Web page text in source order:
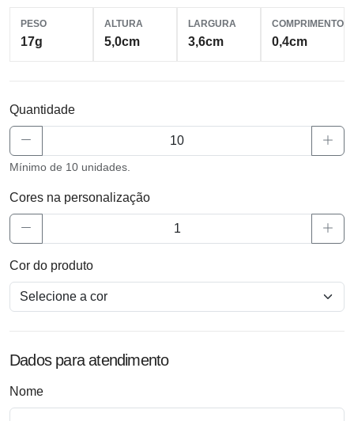
PESO
17g
ALTURA
5,0cm
LARGURA
3,6cm
COMPRIMENTO
0,4cm
Quantidade
Mínimo de 10 unidades.
Cores na personalização
Cor do produto
Dados para atendimento
Nome